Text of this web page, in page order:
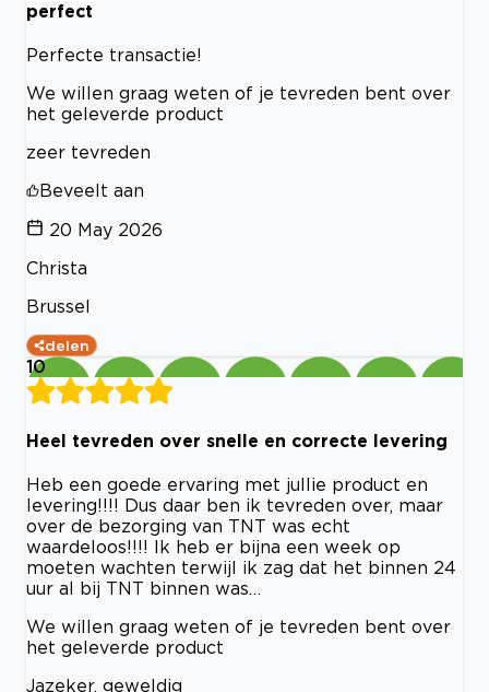
perfect
Perfecte transactie!
We willen graag weten of je tevreden bent over
het geleverde product
zeer tevreden
Beveelt aan
20 May 2026
Christa
Brussel
delen
10
Heel tevreden over snelle en correcte levering
Heb een goede ervaring met jullie product en
levering!!!! Dus daar ben ik tevreden over, maar
over de bezorging van TNT was echt
waardeloos!!!! Ik heb er bijna een week op
moeten wachten terwijl ik zag dat het binnen 24
uur al bij TNT binnen was…
We willen graag weten of je tevreden bent over
het geleverde product
Jazeker, geweldig